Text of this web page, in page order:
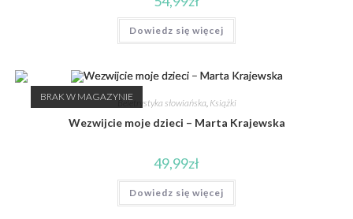
Dowiedz się więcej
BRAK W MAGAZYNIE
Beletrystyka słowiańska, Książki
Wezwijcie moje dzieci – Marta Krajewska
49,99zł
Dowiedz się więcej